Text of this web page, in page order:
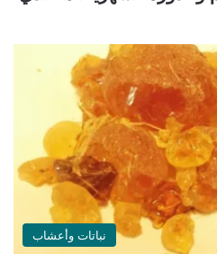
نباتات وأعشاب